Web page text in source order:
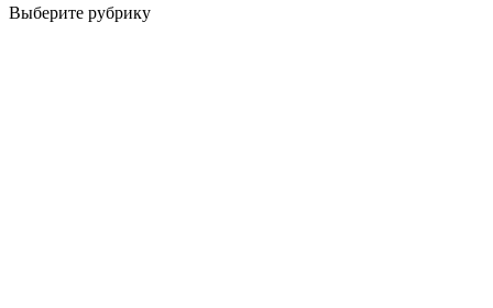
Выберите рубрику